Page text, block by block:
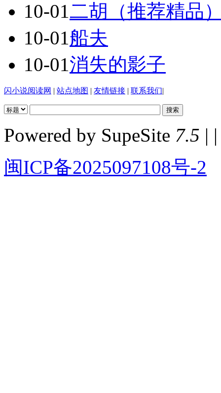
10-01二胡（推荐精品
10-01船夫
10-01消失的影子
闪小说阅读网 | 站点地图 | 友情链接 | 联系我们|
Powered by SupeSite 7.5 | |
闽ICP备2025097108号-2